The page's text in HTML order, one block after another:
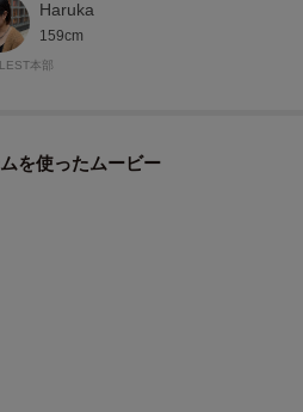
Haruka
159cm
本部
を使ったムービー